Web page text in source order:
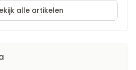
alle artikelen